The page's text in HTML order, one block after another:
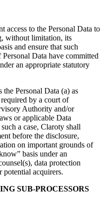
access to the Personal Data to
without limitation, its
and ensure that such
Data have committed
an appropriate statutory
Personal Data (a) as
by a court of
Authority and/or
or applicable Data
a case, Claroty shall
before the disclosure,
on important grounds of
basis under an
data protection
potential acquirers.
SUB-PROCESSORS